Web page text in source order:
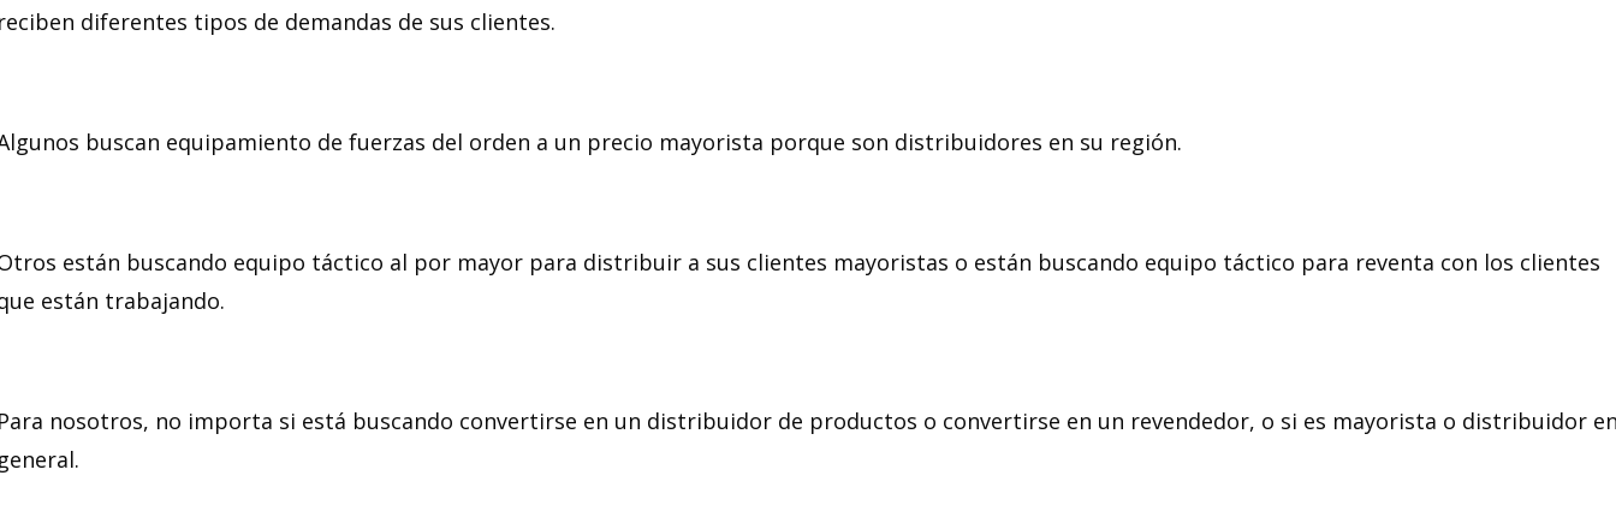
diferentes tipos de demandas de sus clientes.
buscan equipamiento de fuerzas del orden a un precio mayorista porque son distribuidores en su región.
están buscando equipo táctico al por mayor para distribuir a sus clientes mayoristas o están buscando equipo táctico para reventa con los clientes
están trabajando.
nosotros, no importa si está buscando convertirse en un distribuidor de productos o convertirse en un revendedor, o si es mayorista o distribuidor